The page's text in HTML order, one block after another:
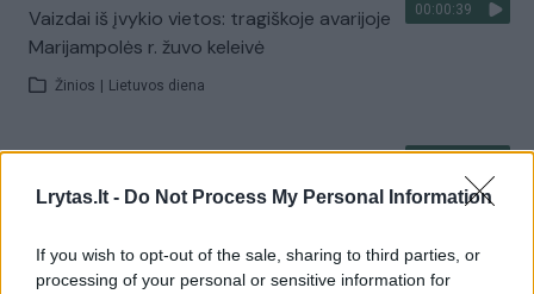
Lrytas.lt - Do Not Process My Personal Information
If you wish to opt-out of the sale, sharing to third parties, or
processing of your personal or sensitive information for
00:00:39
Vaizdai iš įvykio vietos: tragiškoje avarijoje
Marijampolės r. žuvo keleivė
Žinios Lietuvos diena
– aplinkybės mįslingos